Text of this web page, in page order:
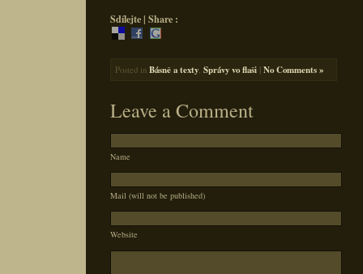
Sdílejte | Share :
Posted in Básně a texty Správy vo flaši |No Comments »
Leave a Comment
Name
Mail (will not be published)
Website